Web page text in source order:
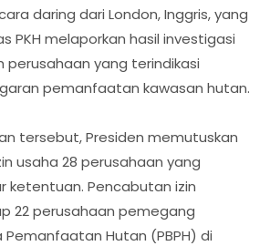
daring dari London, Inggris, yang
PKH melaporkan hasil investigasi
perusahaan yang terindikasi
pemanfaatan kawasan hutan.
tersebut, Presiden memutuskan
usaha 28 perusahaan yang
ketentuan. Pencabutan izin
22 perusahaan pemegang
Pemanfaatan Hutan (PBPH) di